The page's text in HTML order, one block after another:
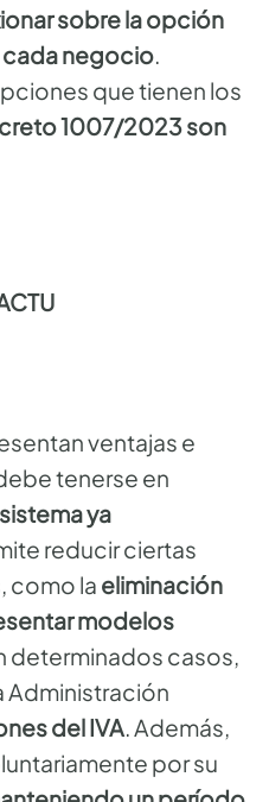
sobre la opción
cada negocio.
que tienen los
1007/2023 son
ventajas e
tenerse en
ya
reducir ciertas
como la eliminación
modelos
determinados casos,
Administración
del IVA . Además,
por su